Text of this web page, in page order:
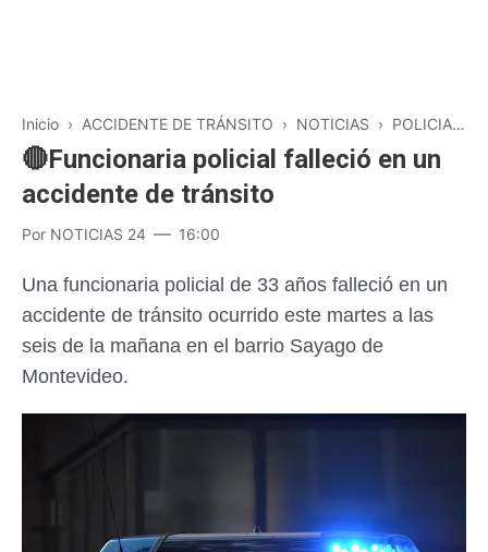
Inicio › ACCIDENTE DE TRÁNSITO › NOTICIAS › POLICIALES
🔴Funcionaria policial falleció en un
accidente de tránsito
Por NOTICIAS 24 16:00
Una funcionaria policial de 33 años falleció en un
accidente de tránsito ocurrido este martes a las
seis de la mañana en el barrio Sayago de
Montevideo.